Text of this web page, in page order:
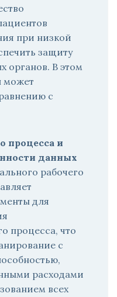
при низкой
защиту
органов. В этом
может
с
процесса и
данных
рабочего
для
процесса, что
с
расходами
всех